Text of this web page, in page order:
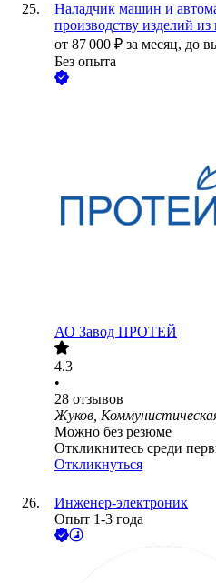
Наладчик машин и
производству изделий из
от 87 000 ₽ за месяц, до
Без опыта
АО Завод ПРОТЕЙ
4.3
•
28 отзывов
Жуков,
Можно без резюме
Откликнитесь среди
Откликнуться
Инженер-электроник
Опыт 1-3 года